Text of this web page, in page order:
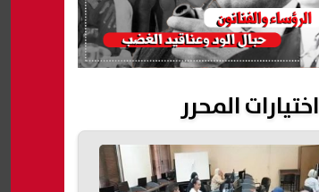
اختيارات المحرر